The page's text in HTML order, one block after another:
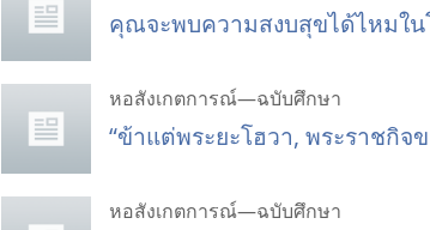
คุณจะพบความสงบสุขได้ไหมใน
หอสังเกตการณ์—ฉบับศึกษา
“ข้าแต่พระยะโฮวา, พระราชกิจ
หอสังเกตการณ์—ฉบับศึกษา